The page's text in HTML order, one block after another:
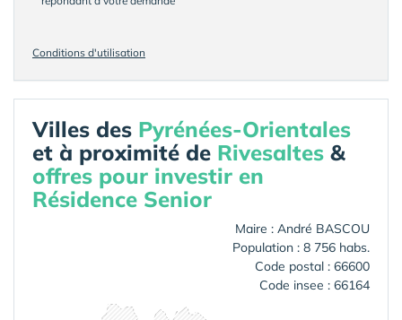
Conditions d'utilisation
Villes des Pyrénées-Orientales
et à proximité de Rivesaltes &
offres pour investir en
Résidence Senior
Maire : André BASCOU
Population : 8 756 habs.
Code postal : 66600
Code insee : 66164